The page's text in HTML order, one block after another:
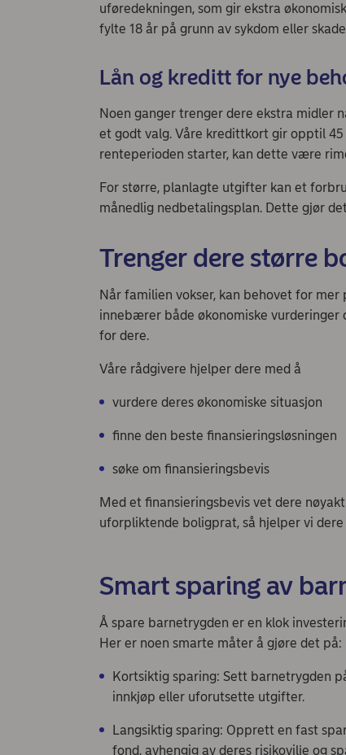
uføredekningen, som gir ekstra
fylte 18 år på grunn av sykdom eller
Lån og kreditt for nye
Noen ganger trenger dere ekstra midler
et godt valg. Våre kredittkort gir opptil
renteperioden starter, kan dette være
For større, planlagte utgifter kan et
månedlig nedbetalingsplan. Dette gjør
Trenger dere større
Når familien vokser, kan behovet for
innebærer både økonomiske vurderinger
for dere.
Våre rådgivere hjelper dere med å
vurdere deres økonomiske situasjon
finne den beste finansieringsløsningen
søke om finansieringsbevis
Med et finansieringsbevis vet dere
uforpliktende boligprat, så hjelper vi
Smart sparing av
Å spare barnetrygden er en klok
Her er noen smarte måter å gjøre det på:
Kortsiktig sparing: Sett barnetrygden
innkjøp eller uforutsette utgifter.
Langsiktig sparing: Opprett en fast
fond, avhengig av deres risikovilje og